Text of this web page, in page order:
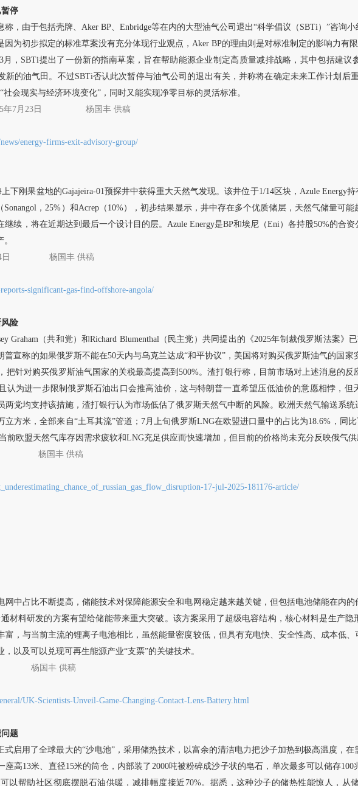
停
，由于包括壳牌、 Aker BP、Enbridge等在内的大型油气公司退出“科学倡议（SBTi）”咨询
为初步拟定的标准草案没有充分体现行业观点，Aker BP的理由则是对标准制定的影响力有
，SBTi提出了一份新的指南草案，旨在帮助能源企业制定高质量减排战略，其中包括建议
新的油气田。不过SBTi否认此次暂停与油气公司的退出有关，并称将在确定未来工作计划后
会现实与经济环境变化”，同时又能实现净零目标的灵活标准。
年7月23日 杨国丰 供稿
energy-firms-exit-advisory-group/
下刚果盆地的Gajajeira-01预探井中获得重大天然气发现。该井位于1/14区块，Azule Energy
，25%）和Acrep（10%），初步结果显示，井中存在多个优质储层，天然气储量可
续，将在近期达到最后一个设计目的层。Azule Energy是BP和埃尼（Eni）各持股50%的合
日 杨国丰 供稿
significant-gas-find-offshore-angola/
险
Graham（共和党）和Richard Blumenthal（民主党）共同提出的《2025年制裁俄罗斯法案》
宣称的如果俄罗斯不能在50天内与乌克兰达成“和平协议”，美国将对购买俄罗斯油气的国家
把针对购买俄罗斯油气国家的关税最高提高到500%。渣打银行称，目前市场对上述消息的
认为进一步限制俄罗斯石油出口会推高油价，这与特朗普一直希望压低油价的意愿相悖，但
两党均支持该措施，渣打银行认为市场低估了俄罗斯天然气中断的风险。欧洲天然气输送系统
立方米，全部来自“土耳其流”管道；7月上旬俄罗斯LNG在欧盟进口量中的占比为18.6%，同
前欧盟天然气库存因需求疲软和LNG充足供应而快速增加，但目前的价格尚未充分反映俄气供
杨国丰 供稿
17-jul-2025-181176-article/
网中占比不断提高，储能技术对保障能源安全和电网稳定越来越关键，但包括电池储能在内
通材料研发的方案有望给储能带来重大突破。该方案采用了超级电容结构，核心材料是生产
富，与当前主流的锂离子电池相比，虽然能量密度较低，但具有充电快、安全性高、成本低
以及可以兑现可再生能源产业“支票”的关键技术。
杨国丰 供稿
UK-Scientists-Unveil-Game-Changing-Contact-Lens-Battery.html
题
式启用了全球最大的“沙电池”，采用储热技术，以富余的清洁电力把沙子加热到极高温度，
座高13米、直径15米的筒仓，内部装了2000吨被粉碎成沙子状的皂石，单次最多可以储存
以帮助社区彻底摆脱石油供暖，减排幅度接近70%。据悉，这种沙子的储热性能惊人，从